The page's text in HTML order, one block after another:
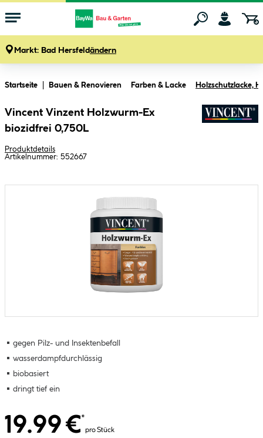
Markt: Bad Hersfeldändern
Startseite Bauen & Renovieren Farben & Lacke Holzschutzlacke,
Vincent Vinzent Holzwurm-Ex
biozidfrei 0,750L
Produktdetails
Artikelnummer: 552667
gegen Pilz- und Insektenbefall
wasserdampfdurchlässig
biobasiert
dringt tief ein
19.99 €*
pro Stück